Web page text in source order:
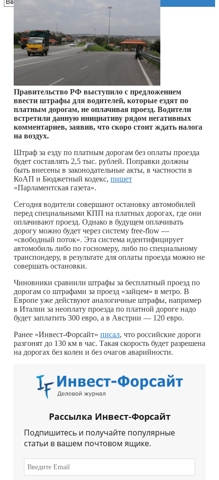
Правительство РФ выступило с предложением
ввести штрафы для водителей, которые ездят по
платным дорогам, не оплачивая проезд. Водители
встретили данную инициативу рядом негативных
комментариев, заявив, что скоро стоит ждать налога
на воздух.
Штраф за езду по платным дорогам без оплаты проезда
будет составлять 2,5 тыс. рублей. Поправки должны
быть внесены в законодательные акты, в частности в
КоАП и Бюджетный кодекс, пишет
«Парламентская газета».
Сегодня водители совершают остановку автомобилей
перед специальными КПП на платных дорогах, где они
оплачивают проезд. Однако в будущем оплачивать
дорогу можно будет через систему free-flow —
«свободный поток». Эта система идентифицирует
автомобиль либо по госномеру, либо по специальному
транспондеру, в результате для оплаты проезда можно не
совершать остановки.
Чиновники сравнили штрафы за бесплатный проезд по
дорогам со штрафами за проезд «зайцем» в метро. В
Европе уже действуют аналогичные штрафы, например
в Италии за неоплату проезда по платной дороге надо
будет заплатить 300 евро, а в Австрии — 120 евро.
Ранее «Инвест-Форсайт» писал, что российские дороги
разгонят до 130 км в час. Такая скорость будет разрешена
на дорогах без колеи и без очагов аварийности.
Рассылка Инвест-Форсайт
Подпишитесь и получайте популярные
статьи в вашем почтовом ящике.